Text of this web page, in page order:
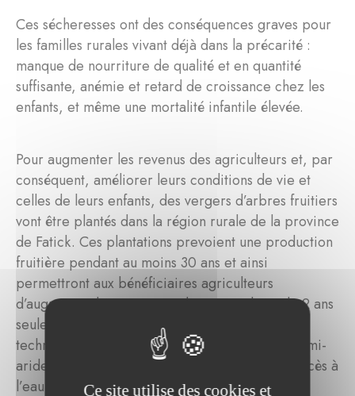
Ces sécheresses ont des conséquences graves pour
les familles rurales vivant déjà dans la précarité :
manque de nourriture de qualité et en quantité
suffisante, anémie et retard de croissance chez les
enfants, et même une mortalité infantile élevée.
Pour augmenter les revenus des agriculteurs et, par
conséquent, améliorer leurs conditions de vie et
celles de leurs enfants, des vergers d’arbres fruitiers
vont être plantés dans la région rurale de la province
de Fatick. Ces plantations prevoient une production
fruitière pendant au moins 30 ans et ainsi
permettront aux bénéficiaires agriculteurs
d’augmenter leurs revenus de 50% au bout de 2 ans
seulement. Les agriculteurs sont formés aux
techniques d’arboriculture fruitière en climat semi-
aride, et reçoivent de l’aide afin d’assurer un accès à
l’eau par des puits de proximité.
Ce site utilise des cookies et